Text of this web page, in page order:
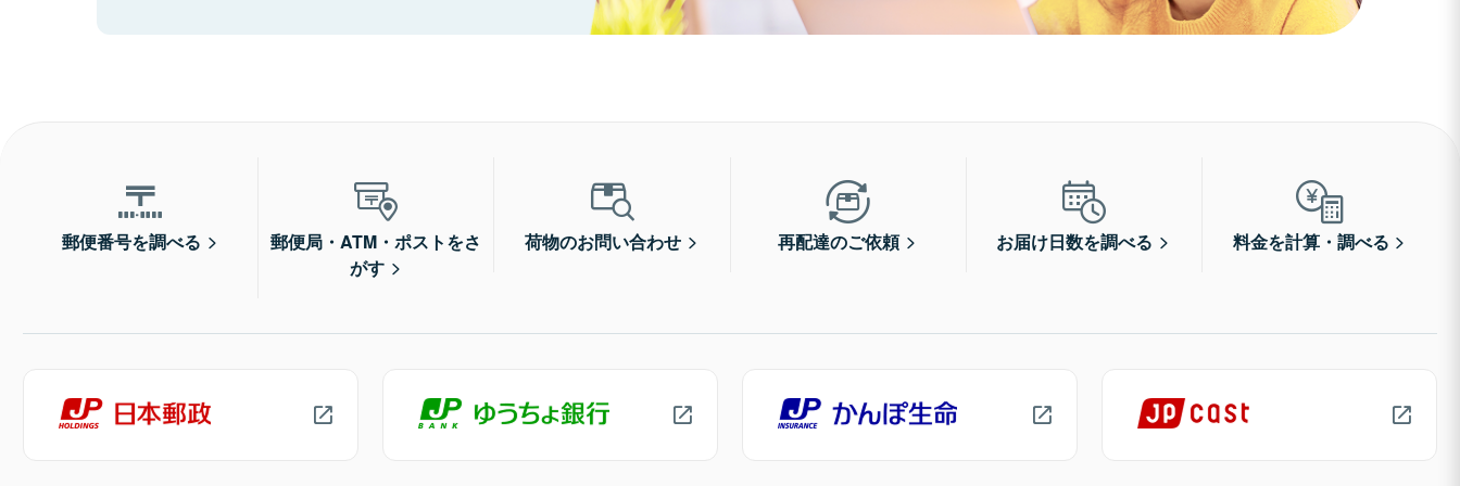
郵便番号を調べる
郵便局・ATM・ポストをさ
がす
荷物のお問い合わせ 再配達のご依頼 お届け日数を調べる 料金を計算・調べる